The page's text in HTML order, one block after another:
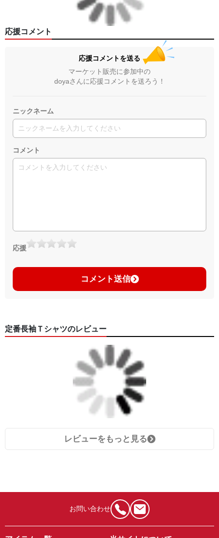
応援コメント
応援コメントを送る
マーケット販売に参加中の
doyaさんに応援コメントを送ろう！
ニックネーム
コメント
応援
コメント送信
定番長袖Ｔシャツのレビュー
レビューをもっと見る
お問い合わせ